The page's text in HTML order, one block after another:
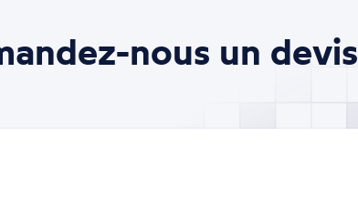
nous un devis